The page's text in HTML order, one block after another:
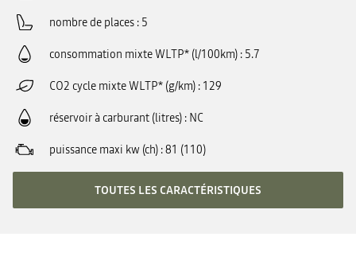
nombre de places 5
consommation mixte WLTP* (l/100km) 5.7
CO2 cycle mixte WLTP* (g/km) 129
réservoir à carburant (litres) NC
puissance maxi kw (ch) 81 (110)
TOUTES LES CARACTÉRISTIQUES